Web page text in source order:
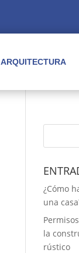
ARQUITECTURA
¿Cómo
una
la
rústico